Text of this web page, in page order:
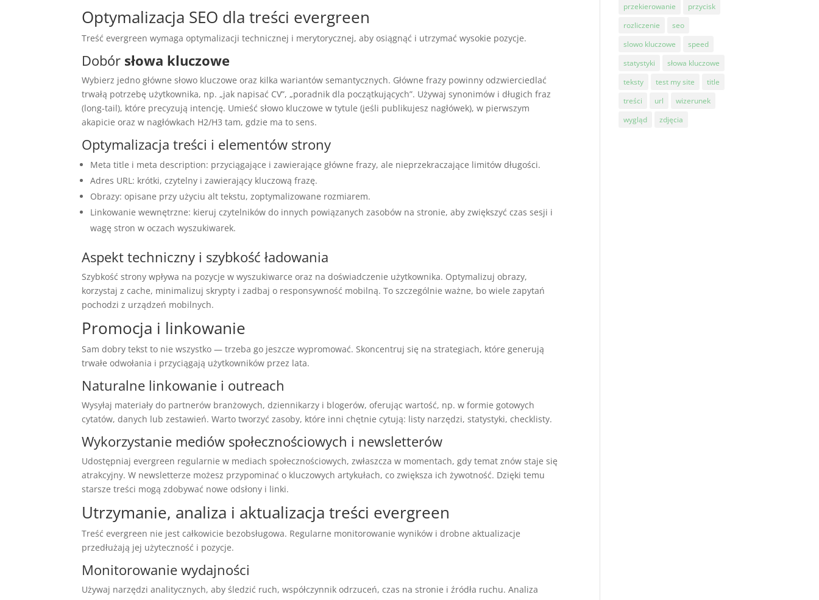
Optymalizacja SEO dla treści evergreen
Treść evergreen wymaga optymalizacji technicznej i merytorycznej, aby osiągnąć i utrzymać wysokie pozycje.
Dobór słowa kluczowe
Wybierz jedno główne słowo kluczowe oraz kilka wariantów semantycznych. Główne frazy powinny odzwierciedlać
trwałą potrzebę użytkownika, np. „jak napisać CV”, „poradnik dla początkujących”. Używaj synonimów i długich fraz
(long-tail), które precyzują intencję. Umieść słowo kluczowe w tytule (jeśli publikujesz nagłówek), w pierwszym
akapicie oraz w nagłówkach H2/H3 tam, gdzie ma to sens.
Optymalizacja treści i elementów strony
Meta title i meta description: przyciągające i zawierające główne frazy, ale nieprzekraczające limitów długości.
Adres URL: krótki, czytelny i zawierający kluczową frazę.
Obrazy: opisane przy użyciu alt tekstu, zoptymalizowane rozmiarem.
Linkowanie wewnętrzne: kieruj czytelników do innych powiązanych zasobów na stronie, aby zwiększyć czas sesji i
wagę stron w oczach wyszukiwarek.
Aspekt techniczny i szybkość ładowania
Szybkość strony wpływa na pozycje w wyszukiwarce oraz na doświadczenie użytkownika. Optymalizuj obrazy,
korzystaj z cache, minimalizuj skrypty i zadbaj o responsywność mobilną. To szczególnie ważne, bo wiele zapytań
pochodzi z urządzeń mobilnych.
Promocja i linkowanie
Sam dobry tekst to nie wszystko — trzeba go jeszcze wypromować. Skoncentruj się na strategiach, które generują
trwałe odwołania i przyciągają użytkowników przez lata.
Naturalne linkowanie i outreach
Wysyłaj materiały do partnerów branżowych, dziennikarzy i blogerów, oferując wartość, np. w formie gotowych
cytatów, danych lub zestawień. Warto tworzyć zasoby, które inni chętnie cytują: listy narzędzi, statystyki, checklisty.
Wykorzystanie mediów społecznościowych i newsletterów
Udostępniaj evergreen regularnie w mediach społecznościowych, zwłaszcza w momentach, gdy temat znów staje się
atrakcyjny. W newsletterze możesz przypominać o kluczowych artykułach, co zwiększa ich żywotność. Dzięki temu
starsze treści mogą zdobywać nowe odsłony i linki.
Utrzymanie, analiza i aktualizacja treści evergreen
Treść evergreen nie jest całkowicie bezobsługowa. Regularne monitorowanie wyników i drobne aktualizacje
przedłużają jej użyteczność i pozycje.
Monitorowanie wydajności
Używaj narzędzi analitycznych, aby śledzić ruch, współczynnik odrzuceń, czas na stronie i źródła ruchu. Analiza
przekierowanie
przycisk
rozliczenie
seo
slowo kluczowe
speed
statystyki
słowa kluczowe
teksty
test my site
title
treści
url
wizerunek
wygląd
zdjęcia